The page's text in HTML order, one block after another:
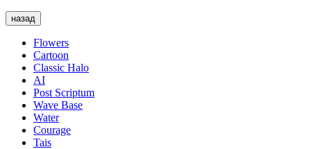
назад
Flowers
Cartoon
Classic Halo
AI
Post Scriptum
Wave Base
Water
Courage
Tais